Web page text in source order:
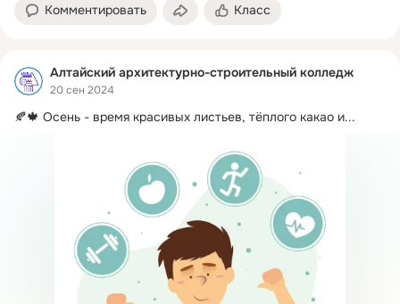
Комментировать Класс
Алтайский архитектурно-строительный колледж
20 сен 2024
🍂🍁 Осень - время красивых листьев, тёплого какао и...